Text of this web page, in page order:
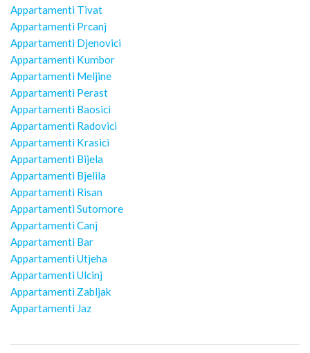
Appartamenti Tivat
Appartamenti Prcanj
Appartamenti Djenovici
Appartamenti Kumbor
Appartamenti Meljine
Appartamenti Perast
Appartamenti Baosici
Appartamenti Radovici
Appartamenti Krasici
Appartamenti Bijela
Appartamenti Bjelila
Appartamenti Risan
Appartamenti Sutomore
Appartamenti Canj
Appartamenti Bar
Appartamenti Utjeha
Appartamenti Ulcinj
Appartamenti Zabljak
Appartamenti Jaz